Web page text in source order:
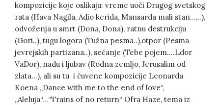
kompozicije koje oslikaju: vreme uoči Drugog svetskog
rata (Hava Nagila, Adio kerida, Mansarda mali stan…,..),
odvoženja u smrt (Dona, Dona), ratnu destrukciju
(Gori..), tugu logora (Tužna pesma..),otpor (Pesma
jevrejskih partizana..), sećanje (Tebe pojem….Ldor
VaDor), nadu i ljubav (Rodna zemljo, Jerusalim od
zlata…), ali su tu i čuvene kompozicije Leonarda
Koena „Dance with me to the end of love“,
„Aleluja“…“Trains of no return“ Ofra Haze, tema iz